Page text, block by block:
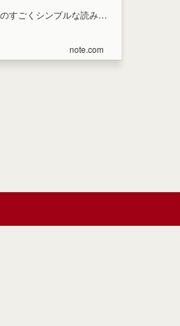
すごくシンプルな読み方
note.com